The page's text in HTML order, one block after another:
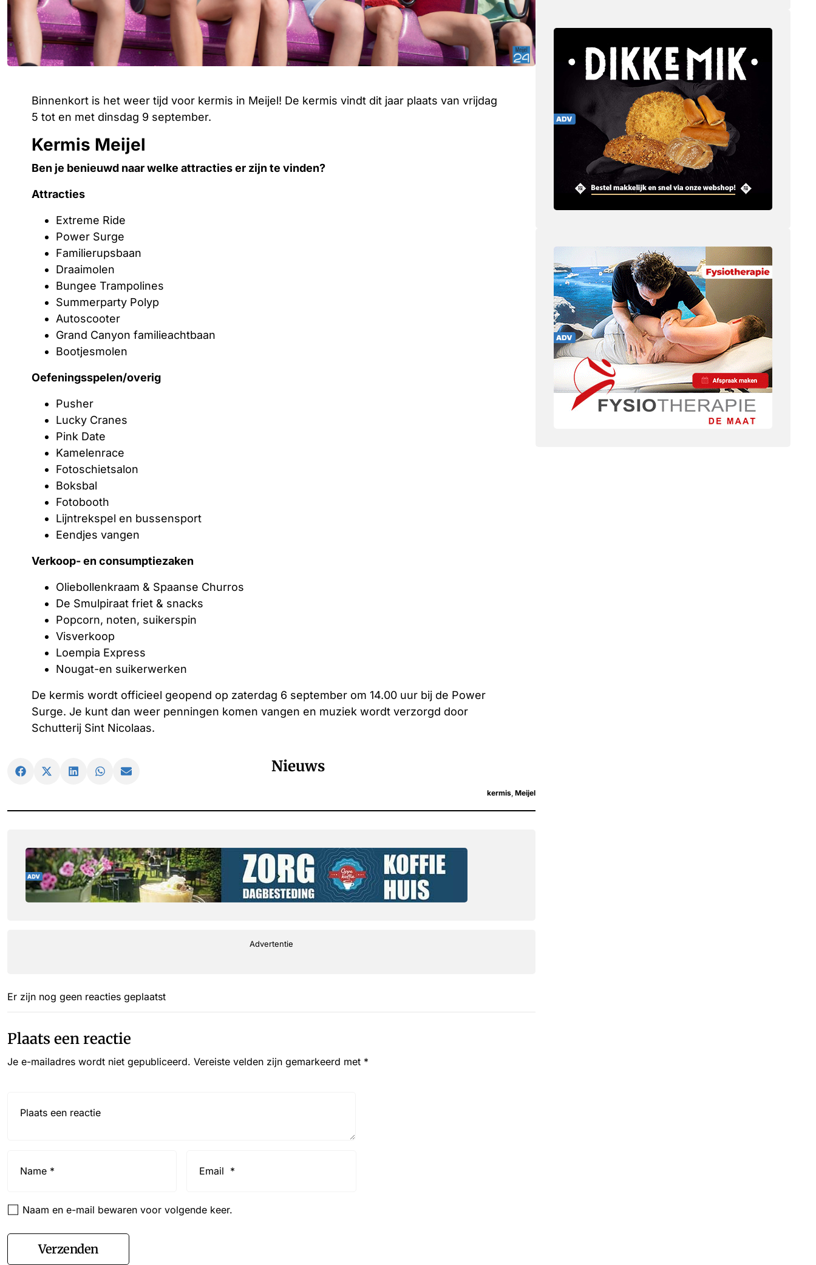
Binnenkort is het weer tijd voor kermis in Meijel! De kermis vindt dit jaar plaats van vrijdag
5 tot en met dinsdag 9 september.
Kermis Meijel
Ben je benieuwd naar welke attracties er zijn te vinden?
Attracties
Extreme Ride
Power Surge
Familierupsbaan
Draaimolen
Bungee Trampolines
Summerparty Polyp
Autoscooter
Grand Canyon familieachtbaan
Bootjesmolen
Oefeningsspelen/overig
Pusher
Lucky Cranes
Pink Date
Kamelenrace
Fotoschietsalon
Boksbal
Fotobooth
Lijntrekspel en bussensport
Eendjes vangen
Verkoop- en consumptiezaken
Oliebollenkraam & Spaanse Churros
De Smulpiraat friet & snacks
Popcorn, noten, suikerspin
Visverkoop
Loempia Express
Nougat-en suikerwerken
De kermis wordt officieel geopend op zaterdag 6 september om 14.00 uur bij de Power
Surge. Je kunt dan weer penningen komen vangen en muziek wordt verzorgd door
Schutterij Sint Nicolaas.
Nieuws
kermis Meijel
Advertentie
Er zijn nog geen reacties geplaatst
Plaats een reactie
Je e-mailadres wordt niet gepubliceerd. Vereiste velden zijn gemarkeerd met *
Naam en e-mail bewaren voor volgende keer.
Verzenden